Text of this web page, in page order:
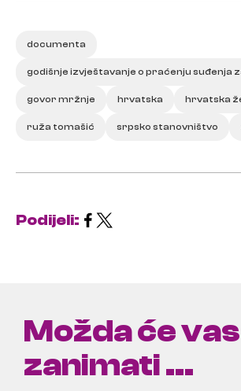
documenta
godišnje izvještavanje o praćenju suđenja
govor mržnje hrvatska hrvatska
ruža tomašić srpsko stanovništvo
Podijeli:
Možda će vas
zanimati ...